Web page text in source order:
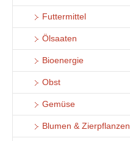
Futtermittel
Ölsaaten
Bioenergie
Obst
Gemüse
Blumen & Zierpflanzen